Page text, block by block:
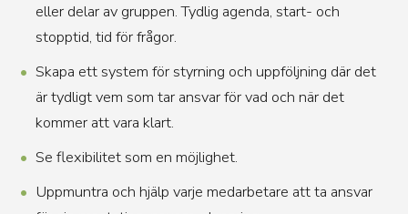
eller delar av gruppen. Tydlig agenda, start- och
stopptid, tid för frågor.
Skapa ett system för styrning och uppföljning där det
är tydligt vem som tar ansvar för vad och när det
kommer att vara klart.
Se flexibilitet som en möjlighet.
Uppmuntra och hjälp varje medarbetare att ta ansvar